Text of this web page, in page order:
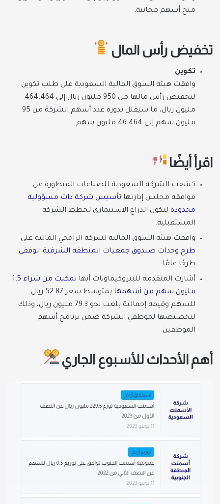
منح أسهم مجانية.
تخفيض رأس المال
تكوين:
وافقت هيئة السوق المالية السعودية على طلب تكوين
لتخفيض رأس مالها من 950 مليون ريال إلى 464.464
مليون ريال، ما سيقلل بدوره عدد أسهم الشركة من 95
مليون سهم إلى 46.464 مليون سهم.
اقرأ أيضًا
كشفت الشركة السعودية للصناعات المتطورة عن
موافقة مجلس إدارتها تأسيس شركة ذات مسؤولية
محدودة لتكون الذراع الاستثماري لخطط الشركة
المستقبلية.
وافقت هيئة السوق المالية لشركة الراجحي المالية على
طرح وحدات صندوق جمعيات المنطقة الشرقية الوقفي
طرحًا عامًا.
أشارت المتقدمة للبتروكيماويات أنها
تمكنت من شراء 1.5
مليون سهم من أسهمها
بمتوسط سعر 52.87 ريال
للسهم وقيمة إجمالية بلغت نحو 79.3 مليون ريال، وذلك
لتخصيصها لموظفي الشركة ضمن برنامج أسهم
الموظفين.
أهم الأحداث للأسبوع الجاري